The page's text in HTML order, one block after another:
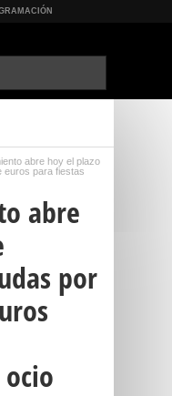
abre hoy el plazo
euros para fiestas
abre
por